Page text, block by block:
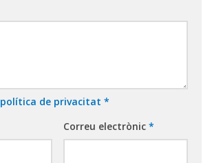
política de privacitat *
Correu electrònic *